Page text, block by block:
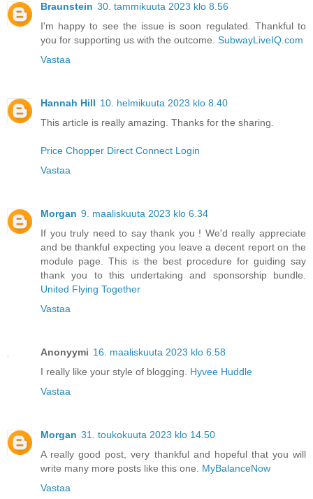
Braunstein 30. tammikuuta 2023 klo 8.56
I'm happy to see the issue is soon regulated. Thankful to
you for supporting us with the outcome. SubwayLiveIQ.com
Vastaa
Hannah Hill 10. helmikuuta 2023 klo 8.40
This article is really amazing. Thanks for the sharing.
Price Chopper Direct Connect Login
Vastaa
Morgan 9. maaliskuuta 2023 klo 6.34
If you truly need to say thank you ! We'd really appreciate
and be thankful expecting you leave a decent report on the
module page. This is the best procedure for guiding say
thank you to this undertaking and sponsorship bundle.
United Flying Together
Vastaa
Anonyymi 16. maaliskuuta 2023 klo 6.58
I really like your style of blogging. Hyvee Huddle
Vastaa
Morgan 31. toukokuuta 2023 klo 14.50
A really good post, very thankful and hopeful that you will
write many more posts like this one. MyBalanceNow
Vastaa